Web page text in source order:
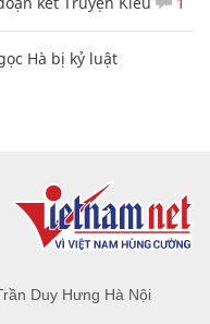
Hà bị kỷ luật
Duy Hưng Hà Nội